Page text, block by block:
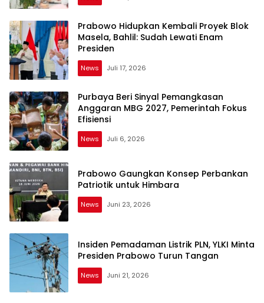
Prabowo Hidupkan Kembali Proyek Blok
Masela, Bahlil: Sudah Lewati Enam
Presiden
News Juli 17, 2026
Purbaya Beri Sinyal Pemangkasan
Anggaran MBG 2027, Pemerintah Fokus
Efisiensi
News Juli 6, 2026
Prabowo Gaungkan Konsep Perbankan
Patriotik untuk Himbara
News Juni 23, 2026
Insiden Pemadaman Listrik PLN, YLKI Minta
Presiden Prabowo Turun Tangan
News Juni 21, 2026